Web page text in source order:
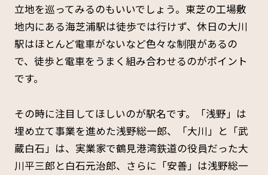
立地を巡ってみるのもいいでしょう。東芝の工場敷
地内にある海芝浦駅は徒歩では行けず、休日の大川
駅はほとんど電車がないなど色々な制限があるの
で、徒歩と電車をうまく組み合わせるのがポイント
です。
その時に注目してほしいのが駅名です。「浅野」は
埋め立て事業を進めた浅野総一郎、「大川」と「武
蔵白石」は、実業家で鶴見港湾鉄道の役員だった大
川平三郎と白石元治郎、さらに「安善」は浅野総一